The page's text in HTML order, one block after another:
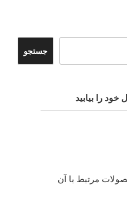
جستجو
را بیابید
مرتبط با آن